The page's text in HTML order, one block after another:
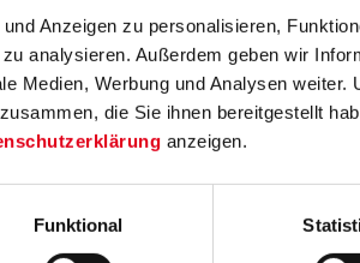
Anzeigen zu personalisieren,
analysieren. Außerdem geben wir
Medien, Werbung und Analysen
die Sie ihnen bereitgestellt
anzeigen.
Funktional